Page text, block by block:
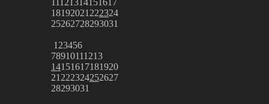
11121314151617
18192021 222324
25262728293031
1 23456
78910111213
14151617181920
21 222324252627
28293031